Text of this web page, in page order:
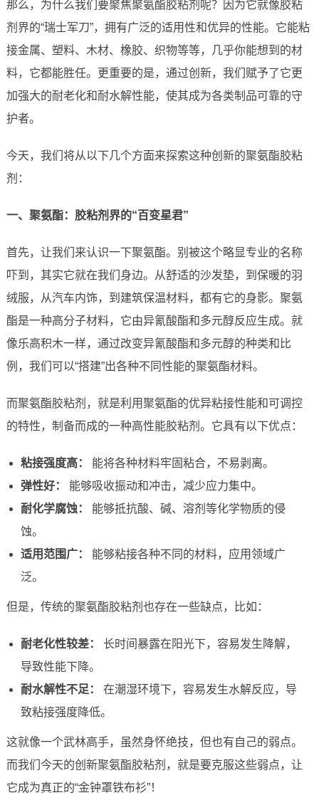
那么，为什么我们要聚焦聚氨酯胶粘剂呢？因为它就像胶粘
剂界的“瑞士军刀”，拥有广泛的适用性和优异的性能。它能粘
接金属、塑料、木材、橡胶、织物等等，几乎你能想到的材
料，它都能胜任。更重要的是，通过创新，我们赋予了它更
加强大的耐老化和耐水解性能，使其成为各类制品可靠的守
护者。
今天，我们将从以下几个方面来探索这种创新的聚氨酯胶粘
剂：
一、聚氨酯：胶粘剂界的“百变星君”
首先，让我们来认识一下聚氨酯。别被这个略显专业的名称
吓到，其实它就在我们身边。从舒适的沙发垫，到保暖的羽
绒服，从汽车内饰，到建筑保温材料，都有它的身影。聚氨
酯是一种高分子材料，它由异氰酸酯和多元醇反应生成。就
像乐高积木一样，通过改变异氰酸酯和多元醇的种类和比
例，我们可以“搭建”出各种不同性能的聚氨酯材料。
而聚氨酯胶粘剂，就是利用聚氨酯的优异粘接性能和可调控
的特性，制备而成的一种高性能胶粘剂。它具有以下优点：
粘接强度高：
能将各种材料牢固粘合，不易剥离。
弹性好：
能够吸收振动和冲击，减少应力集中。
耐化学腐蚀：
能够抵抗酸、碱、溶剂等化学物质的侵
蚀。
适用范围广：
能够粘接各种不同的材料，应用领域广
泛。
但是，传统的聚氨酯胶粘剂也存在一些缺点，比如：
耐老化性较差：
长时间暴露在阳光下，容易发生降解，
导致性能下降。
耐水解性不足：
在潮湿环境下，容易发生水解反应，导
致粘接强度降低。
这就像一个武林高手，虽然身怀绝技，但也有自己的弱点。
而我们今天的创新聚氨酯胶粘剂，就是要克服这些弱点，让
它成为真正的“金钟罩铁布衫”！